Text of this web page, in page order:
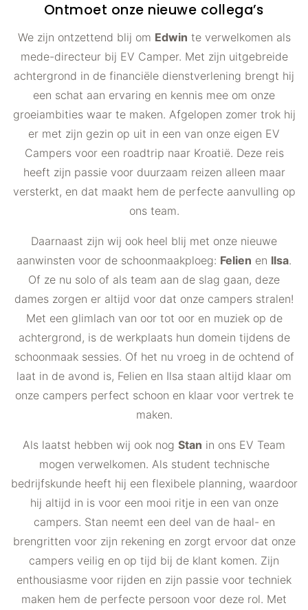
Ontmoet onze nieuwe collega’s
We zijn ontzettend blij om Edwin te verwelkomen als
mede-directeur bij EV Camper. Met zijn uitgebreide
achtergrond in de financiële dienstverlening brengt hij
een schat aan ervaring en kennis mee om onze
groeiambities waar te maken. Afgelopen zomer trok hij
er met zijn gezin op uit in een van onze eigen EV
Campers voor een roadtrip naar Kroatië. Deze reis
heeft zijn passie voor duurzaam reizen alleen maar
versterkt, en dat maakt hem de perfecte aanvulling op
ons team.
Daarnaast zijn wij ook heel blij met onze nieuwe
aanwinsten voor de schoonmaakploeg: Felien en Ilsa.
Of ze nu solo of als team aan de slag gaan, deze
dames zorgen er altijd voor dat onze campers stralen!
Met een glimlach van oor tot oor en muziek op de
achtergrond, is de werkplaats hun domein tijdens de
schoonmaak sessies. Of het nu vroeg in de ochtend of
laat in de avond is, Felien en Ilsa staan altijd klaar om
onze campers perfect schoon en klaar voor vertrek te
maken.
Als laatst hebben wij ook nog Stan in ons EV Team
mogen verwelkomen. Als student technische
bedrijfskunde heeft hij een flexibele planning, waardoor
hij altijd in is voor een mooi ritje in een van onze
campers. Stan neemt een deel van de haal- en
brengritten voor zijn rekening en zorgt ervoor dat onze
campers veilig en op tijd bij de klant komen. Zijn
enthousiasme voor rijden en zijn passie voor techniek
maken hem de perfecte persoon voor deze rol. Met